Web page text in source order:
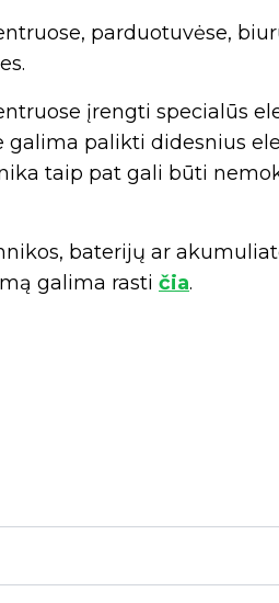
parduotuvėse,
įrengti specialūs
galima palikti didesnius
taip pat gali būti
baterijų ar
galima rasti čia.